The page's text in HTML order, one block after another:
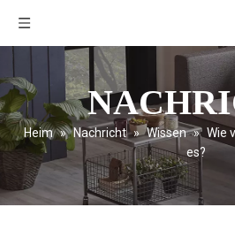
Heim » Nachricht » Wissen » Wie
es?